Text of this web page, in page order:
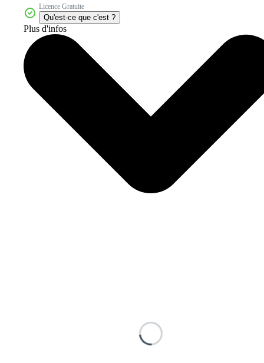
Licence Gratuite
Qu'est-ce que c'est ?
Plus d'infos